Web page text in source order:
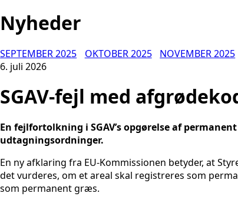
Nyheder
NOVEMBER 2025
OKTOBER 2025
SEPTEMBER 2025
6. juli 2026
SGAV-fejl med
En fejlfortolkning i SGAV’s opgørelse af
udtagningsordninger.
En ny afklaring fra EU-Kommissionen betyder, at
det vurderes, om et areal skal registreres som
som permanent græs.